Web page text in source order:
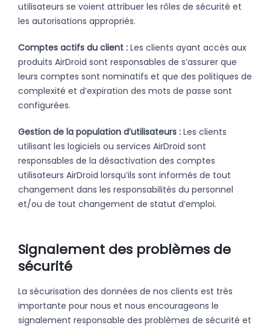
utilisateurs se voient attribuer les rôles de sécurité et
les autorisations appropriés.
Comptes actifs du client : Les clients ayant accès aux
produits AirDroid sont responsables de s’assurer que
leurs comptes sont nominatifs et que des politiques de
complexité et d’expiration des mots de passe sont
configurées.
Gestion de la population d’utilisateurs : Les clients
utilisant les logiciels ou services AirDroid sont
responsables de la désactivation des comptes
utilisateurs AirDroid lorsqu’ils sont informés de tout
changement dans les responsabilités du personnel
et/ou de tout changement de statut d’emploi.
Signalement des problèmes de
sécurité
La sécurisation des données de nos clients est très
importante pour nous et nous encourageons le
signalement responsable des problèmes de sécurité et